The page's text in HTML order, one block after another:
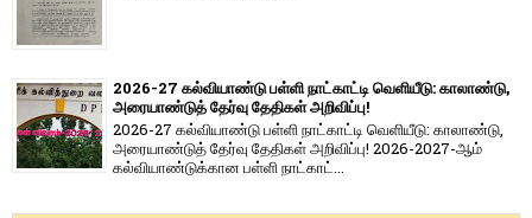
2026-27 கல்வியாண்டு பள்ளி நாட்காட்டி வெளியீடு: காலாண்டு,
அரையாண்டுத் தேர்வு தேதிகள் அறிவிப்பு!
2026-27 கல்வியாண்டு பள்ளி நாட்காட்டி வெளியீடு: காலாண்டு,
அரையாண்டுத் தேர்வு தேதிகள் அறிவிப்பு! 2026-2027-ஆம்
கல்வியாண்டுக்கான பள்ளி நாட்காட்...